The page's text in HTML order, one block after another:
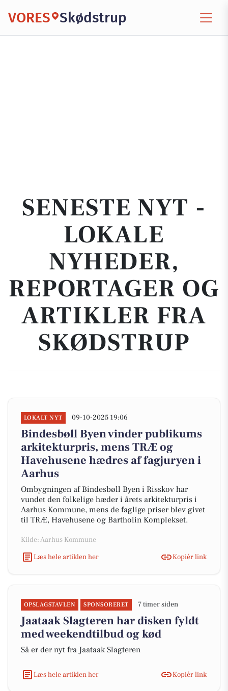
VORES Skødstrup
SENESTE NYT -
LOKALE
NYHEDER,
REPORTAGER OG
ARTIKLER FRA
SKØDSTRUP
LOKALT NYT 09-10-2025 19:06
Bindesbøll Byen vinder publikums
arkitekturpris, mens TRÆ og
Havehusene hædres af fagjuryen i
Aarhus
Ombygningen af Bindesbøll Byen i Risskov har
vundet den folkelige hæder i årets arkitekturpris i
Aarhus Kommune, mens de faglige priser blev givet
til TRÆ, Havehusene og Bartholin Komplekset.
Kilde: Aarhus Kommune
Læs hele artiklen her
Kopiér link
OPSLAGSTAVLEN SPONSORERET 7 timer siden
Jaataak Slagteren har disken fyldt
med weekendtilbud og kød
Så er der nyt fra Jaataak Slagteren
Læs hele artiklen her Kopiér link